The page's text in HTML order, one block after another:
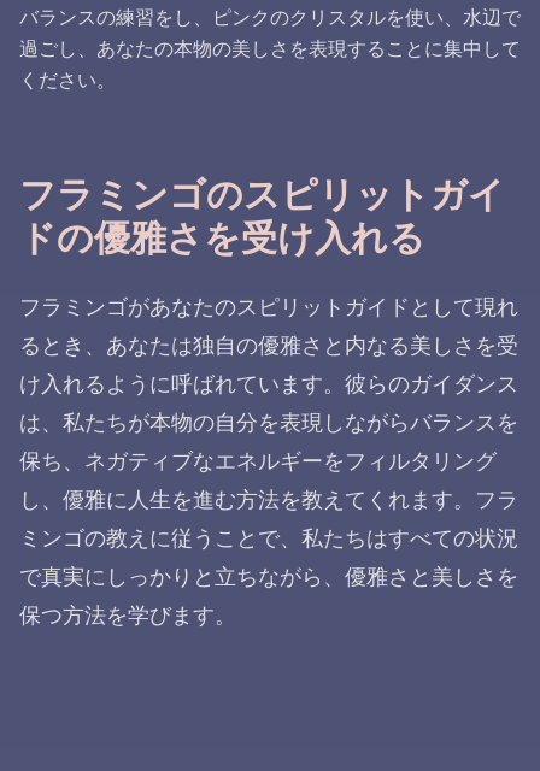
バランスの練習をし、ピンクのクリスタルを使い、水辺で
過ごし、あなたの本物の美しさを表現することに集中して
ください。
フラミンゴのスピリットガイ
ドの優雅さを受け入れる
フラミンゴがあなたのスピリットガイドとして現れ
るとき、あなたは独自の優雅さと内なる美しさを受
け入れるように呼ばれています。彼らのガイダンス
は、私たちが本物の自分を表現しながらバランスを
保ち、ネガティブなエネルギーをフィルタリング
し、優雅に人生を進む方法を教えてくれます。フラ
ミンゴの教えに従うことで、私たちはすべての状況
で真実にしっかりと立ちながら、優雅さと美しさを
保つ方法を学びます。